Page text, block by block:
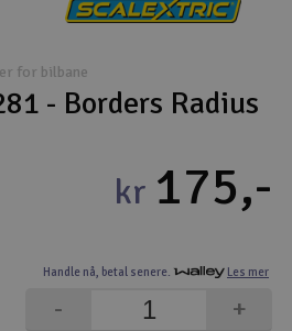
for bilbane
- Borders Radius
Handle nå, betal senere. Les mer
kr 175,-
+
-